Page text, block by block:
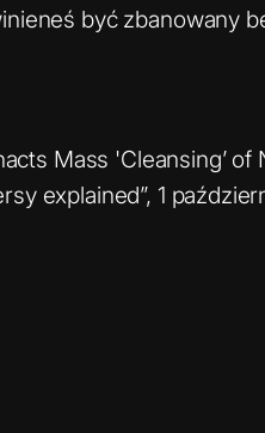
być
Mass 'Cleansing’
explained”, 1